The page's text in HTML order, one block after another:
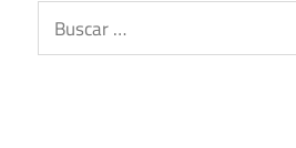
Buscar: